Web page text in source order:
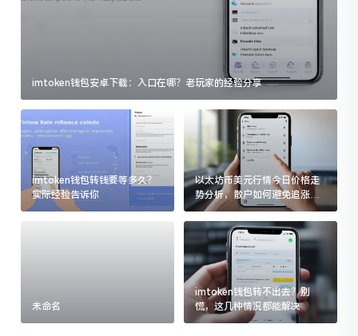
imtoken钱包安卓下载：入口在哪？老玩家的经验分享
imtoken钱包转钱要等多久？
实际经验告诉你
以太坊币美元行情今日价格走
势分析，散户如何避免追涨杀
跌被套牢
未命名
imtoken钱包转不出去？别
慌，这几种情况都能解决